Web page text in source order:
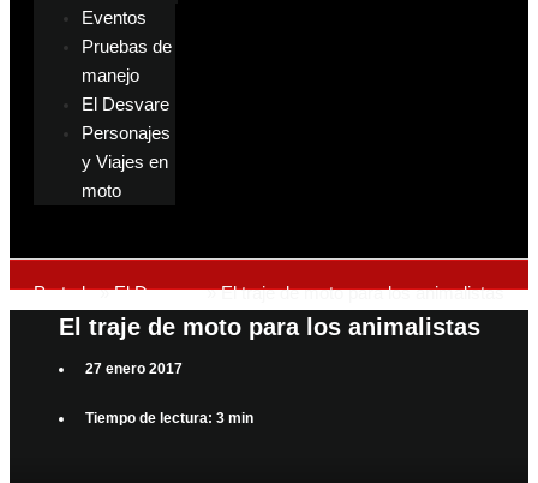
Eventos
Pruebas de
manejo
El Desvare
Personajes
y Viajes en
moto
Portada»El Desvare»El traje de moto para los animalistas
El traje de moto para los animalistas
27 enero 2017
Tiempo de lectura: 3 min